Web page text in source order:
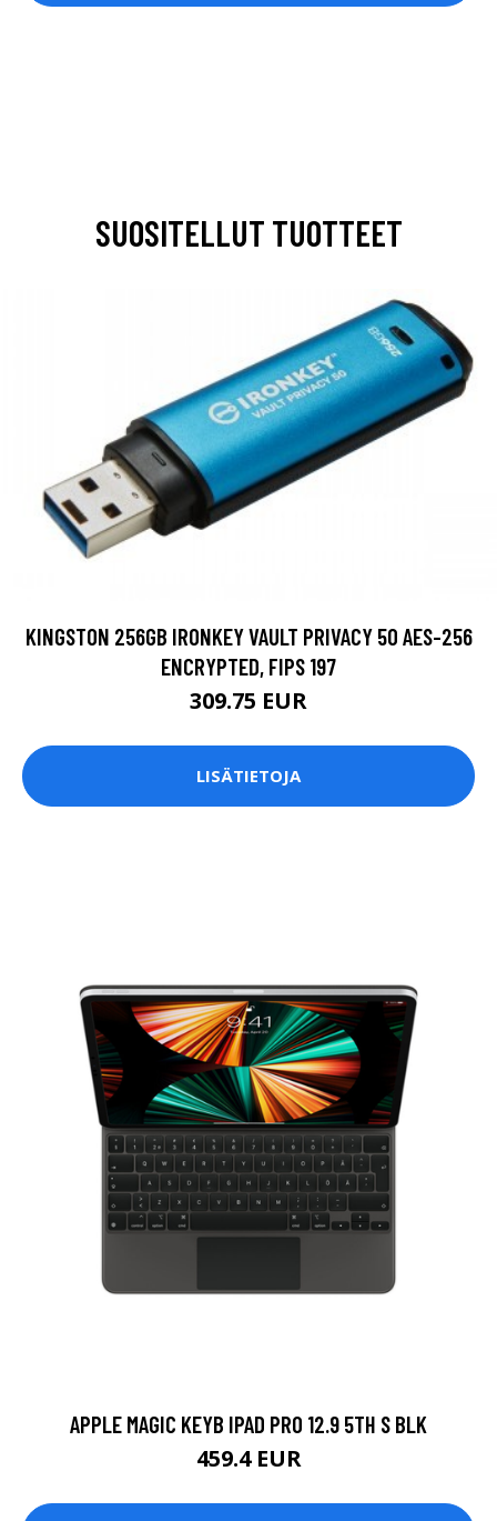
SUOSITELLUT TUOTTEET
KINGSTON 256GB IRONKEY VAULT PRIVACY 50 AES-256
ENCRYPTED, FIPS 197
309.75 EUR
LISÄTIETOJA
APPLE MAGIC KEYB IPAD PRO 12.9 5TH S BLK
459.4 EUR